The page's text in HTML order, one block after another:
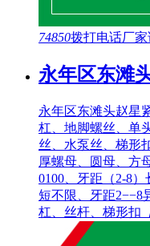
74850拨打电话厂
永年区东滩
永年区东滩头赵星
杠、地脚螺丝、单
丝、水泵丝、梯形
厚螺母、圆母、方
0100、牙距（2-8
短不限、牙距2−−8
杠、丝杆、梯形扣